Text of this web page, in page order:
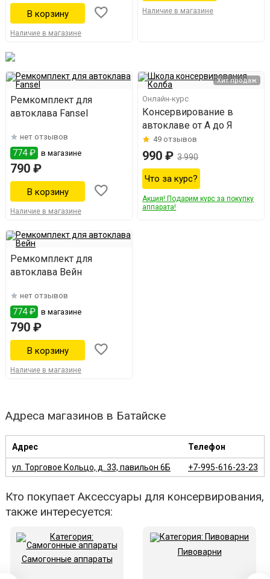
Наличие в магазине
Наличие в магазине
Ремкомплект для
автоклава Fansel
нет отзывов
774 ₽ в магазине
790 ₽
Наличие в магазине
Хит продаж
Онлайн-курс
Консервирование в
автоклаве от А до Я
49 отзывов
990 ₽ 3 990
Что за курс?
Акция! Подарим курс за покупку
аппарата!
Ремкомплект для
автоклава Вейн
нет отзывов
774 ₽ в магазине
790 ₽
Наличие в магазине
Адреса магазинов в Батайске
Адрес Телефон
ул. Торговое Кольцо, д. 33, павильон 6Б +7-995-616-23-23
Кто покупает Аксессуары для консервирования,
также интересуется:
Самогонные аппараты
Пивоварни